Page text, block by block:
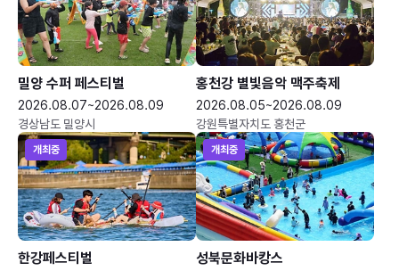
밀양 수퍼 페스티벌
2026.08.07~2026.08.09
경상남도 밀양시
홍천강 별빛음악 맥주축제
2026.08.05~2026.08.09
강원특별자치도 홍천군
개최중
한강페스티벌
개최중
성북문화바캉스